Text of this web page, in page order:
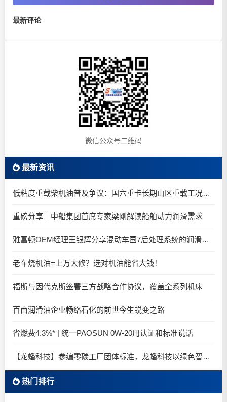
最新评论
微信公众号二维码
最新资讯
低粘度重载柴机油普及争议：国六重卡长期山区重载工况是否适合0W-20柴油机油？
重磅分享｜中船集团首席专家梁刚解读船舶动力润滑需求
雅富顿OEM经理王银辉分享混动车国7后处理系统的润滑油要求
老车烧机油=上万大修？选对机油能省大钱！
福斯与因代克斯签署三方战略合作协议，覆盖全系列机床
百亩润滑油企业畅络石化的前世今生蜕变之路
省燃费4.3%* | 统一PAOSUN 0W-20用认证和标准说话
【龙蟠科技】参编零碳工厂团体标准，龙蟠科技以绿色智造锚定零碳未来
热门排行